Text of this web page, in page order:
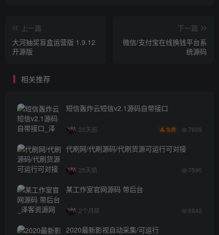
上一篇
大河抽奖盲盒运营版 1.9.12
开源版
下一篇
微信/支付宝在线换钱平台系
统源码
相关推荐
短信轰炸云短信v2.1源码自带接口
20天前 免费 7609
代刷网/代刷源码/代刷货源可运行可对接
25天前 7590
某工作室官网源码 带后台
2个月前 6840
2020最新影视自动采集/可运行